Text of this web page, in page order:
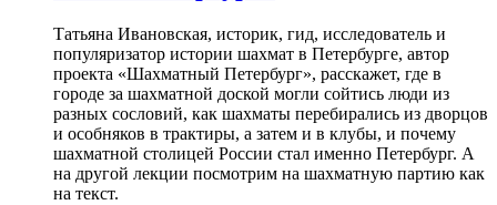
Татьяна Ивановская, историк, гид, исследователь и
популяризатор истории шахмат в Петербурге, автор
проекта «Шахматный Петербург», расскажет, где в
городе за шахматной доской могли сойтись люди из
разных сословий, как шахматы перебирались из дворцов
и особняков в трактиры, а затем и в клубы, и почему
шахматной столицей России стал именно Петербург. А
на другой лекции посмотрим на шахматную партию как
на текст.